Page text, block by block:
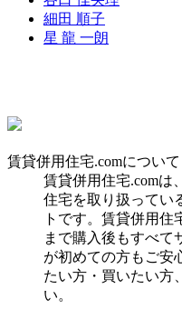
細田 順子
星 龍 一朗
賃貸併用住宅.comについて
賃貸併用住宅.comは
住宅を取り扱ってい
トです。賃貸併用
まで購入後もすべて
が初めての方もご安
たい方・買いたい方
い。